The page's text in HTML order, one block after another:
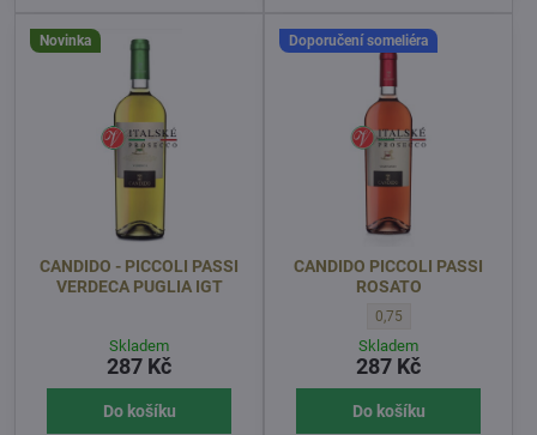
Novinka
CANDIDO - PICCOLI PASSI
VERDECA PUGLIA IGT
Skladem
287 Kč
Do košíku
Doporučení someliéra
CANDIDO PICCOLI PASSI
ROSATO
CANDIDO PICCOLI
0,75
Skladem
287 Kč
Do košíku